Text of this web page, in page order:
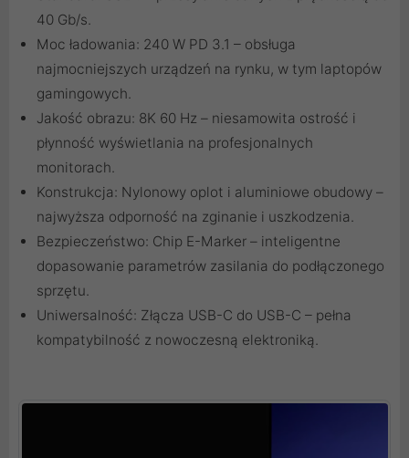
40 Gb/s.
Moc ładowania: 240 W PD 3.1 – obsługa
najmocniejszych urządzeń na rynku, w tym laptopów
gamingowych.
Jakość obrazu: 8K 60 Hz – niesamowita ostrość i
płynność wyświetlania na profesjonalnych
monitorach.
Konstrukcja: Nylonowy oplot i aluminiowe obudowy –
najwyższa odporność na zginanie i uszkodzenia.
Bezpieczeństwo: Chip E-Marker – inteligentne
dopasowanie parametrów zasilania do podłączonego
sprzętu.
Uniwersalność: Złącza USB-C do USB-C – pełna
kompatybilność z nowoczesną elektroniką.